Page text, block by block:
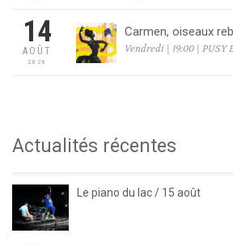
14
AOÛT
2026
Carmen, oiseaux
Vendredi | 19:00 | PUSY
Actualités récentes
Le piano du lac / 15 août